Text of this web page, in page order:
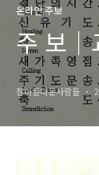
온라인 주보
주 보
참아름다운사람들